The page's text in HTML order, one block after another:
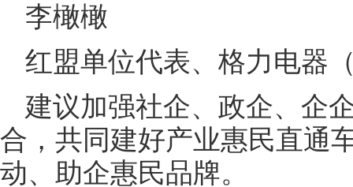
李橄橄
红盟单位代表、格力电器
建议加强社企、政企、企
合，共同建好产业惠民直通
动、助企惠民品牌。